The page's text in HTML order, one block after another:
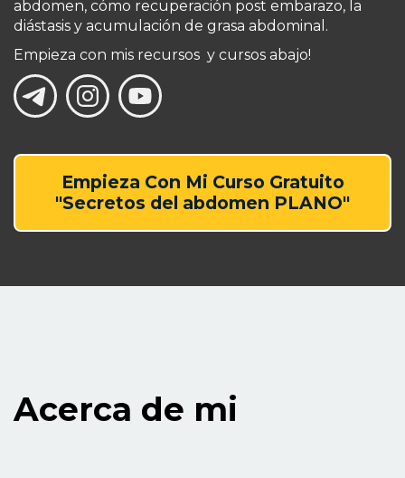
abdomen, cómo recuperación post embarazo, la
diástasis y acumulación de grasa abdominal.
Empieza con mis recursos y cursos abajo!
Empieza Con Mi Curso Gratuito
"Secretos del abdomen PLANO"
Acerca de mi